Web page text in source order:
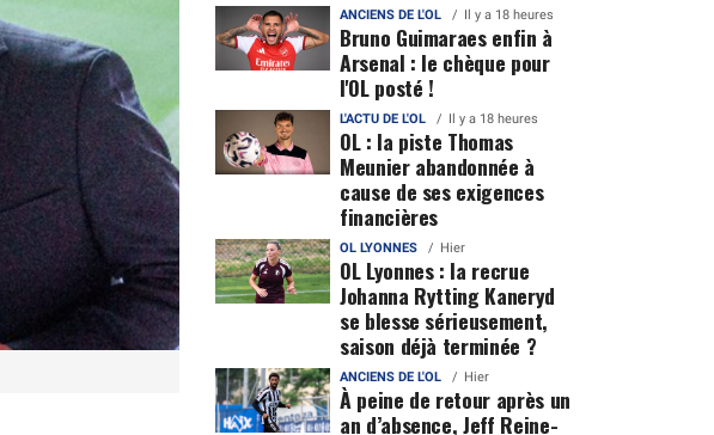
ANCIENS DE L'OL Il y a 18 heures
Bruno Guimaraes enfin à
Arsenal : le chèque pour
l'OL posté !
L'ACTU DE L'OL Il y a 18 heures
OL : la piste Thomas
Meunier abandonnée à
cause de ses exigences
financières
OL LYONNES Hier
OL Lyonnes : la recrue
Johanna Rytting Kaneryd
se blesse sérieusement,
saison déjà terminée ?
ANCIENS DE L'OL Hier
À peine de retour après un
an d’absence, Jeff Reine-